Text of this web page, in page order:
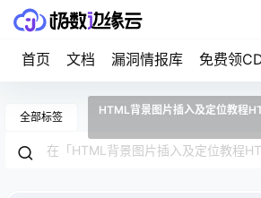
首页 文档 漏洞情报库 免费领
全部标签
HTML背景图片插入及定位教程